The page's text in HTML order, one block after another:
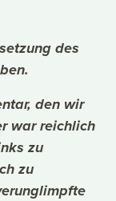
des
den wir
war reichlich
zu
zu